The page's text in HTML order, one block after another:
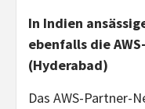
In Indien
ebenfalls die
(Hyderabad)
Das AWS-Partner-